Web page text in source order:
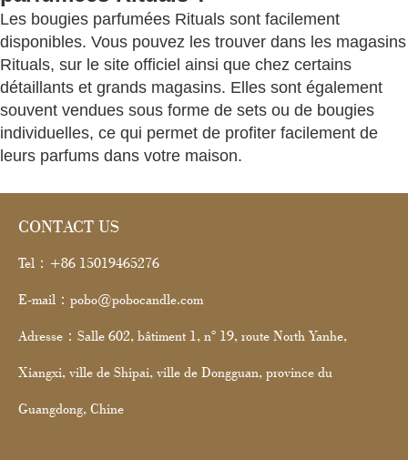
Les bougies parfumées Rituals sont facilement
disponibles. Vous pouvez les trouver dans les magasins
Rituals, sur le site officiel ainsi que chez certains
détaillants et grands magasins. Elles sont également
souvent vendues sous forme de sets ou de bougies
individuelles, ce qui permet de profiter facilement de
leurs parfums dans votre maison.
CONTACT US
Tel：+86 15019465276
E-mail：pobo@pobocandle.com
Adresse：Salle 602, bâtiment 1, n° 19, route North Yanhe,
Xiangxi, ville de Shipai, ville de Dongguan, province du
Guangdong, Chine